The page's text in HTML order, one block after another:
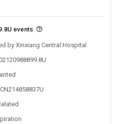
events
by Xinxiang Central Hospital